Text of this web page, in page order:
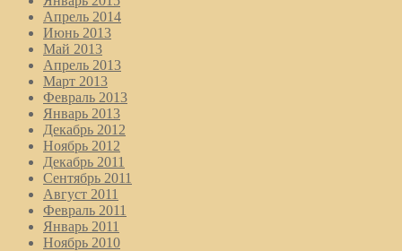
Апрель 2014
Июнь 2013
Май 2013
Апрель 2013
Март 2013
Февраль 2013
Январь 2013
Декабрь 2012
Ноябрь 2012
Декабрь 2011
Сентябрь 2011
Август 2011
Февраль 2011
Январь 2011
Ноябрь 2010